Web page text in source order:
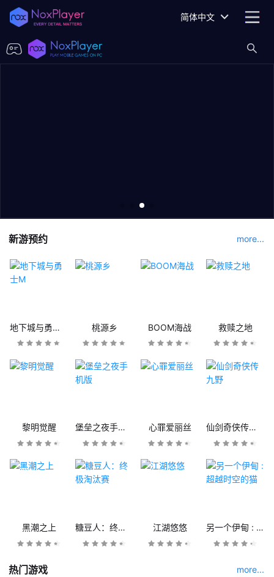
简体中文
新游预约 more...
地下城与勇士M 桃源乡 BOOM海战 救赎之地
黎明觉醒 堡垒之夜手机版 心罪爱丽丝 仙剑奇侠传九野
黑潮之上 糖豆人：终极淘汰赛 江湖悠悠 另一个伊甸 : 超越时空的猫
热门游戏 more...